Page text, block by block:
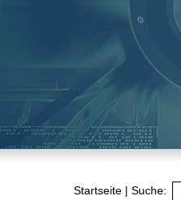
Startseite | Suche: